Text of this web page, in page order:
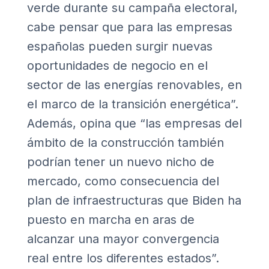
verde durante su campaña electoral,
cabe pensar que para las empresas
españolas pueden surgir nuevas
oportunidades de negocio en el
sector de las energías renovables, en
el marco de la transición energética”.
Además, opina que “las empresas del
ámbito de la construcción también
podrían tener un nuevo nicho de
mercado, como consecuencia del
plan de infraestructuras que Biden ha
puesto en marcha en aras de
alcanzar una mayor convergencia
real entre los diferentes estados”.